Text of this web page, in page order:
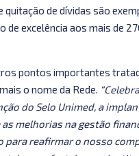
de dívidas são
excelência aos mais de
pontos importantes
o nome da Rede.
do Selo Unimed, a
melhorias na gestão
reafirmar o nosso